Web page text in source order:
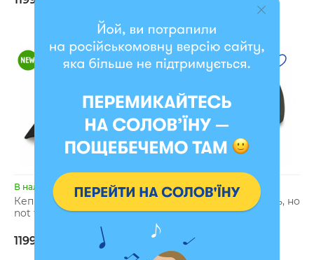
В наличии
Кепка «Not friendly. Do
not touch» черная
1199 грн
В наличии
Кепка «Хочется реветь, но
есть дела» серая
1199 грн